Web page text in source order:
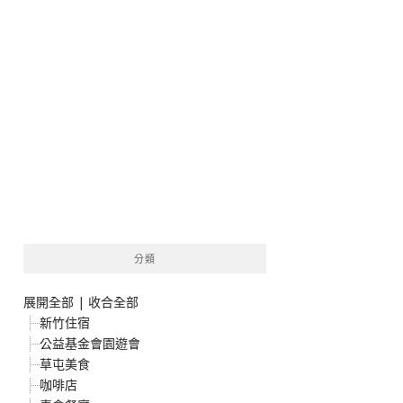
分類
展開全部 | 收合全部
新竹住宿
公益基金會園遊會
草屯美食
咖啡店